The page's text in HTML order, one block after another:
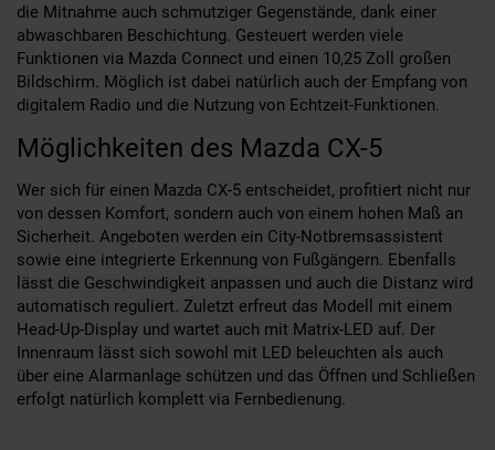
die Mitnahme auch schmutziger Gegenstände, dank einer
abwaschbaren Beschichtung. Gesteuert werden viele
Funktionen via Mazda Connect und einen 10,25 Zoll großen
Bildschirm. Möglich ist dabei natürlich auch der Empfang von
digitalem Radio und die Nutzung von Echtzeit-Funktionen.
Möglichkeiten des Mazda CX-5
Wer sich für einen Mazda CX-5 entscheidet, profitiert nicht nur
von dessen Komfort, sondern auch von einem hohen Maß an
Sicherheit. Angeboten werden ein City-Notbremsassistent
sowie eine integrierte Erkennung von Fußgängern. Ebenfalls
lässt die Geschwindigkeit anpassen und auch die Distanz wird
automatisch reguliert. Zuletzt erfreut das Modell mit einem
Head-Up-Display und wartet auch mit Matrix-LED auf. Der
Innenraum lässt sich sowohl mit LED beleuchten als auch
über eine Alarmanlage schützen und das Öffnen und Schließen
erfolgt natürlich komplett via Fernbedienung.